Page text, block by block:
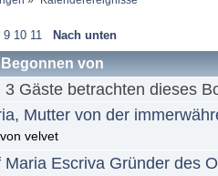
9 10 11 Nach unten
Begonnen von
Gäste betrachten dieses
Mutter von der
velvet
Maria Escriva Gründer des